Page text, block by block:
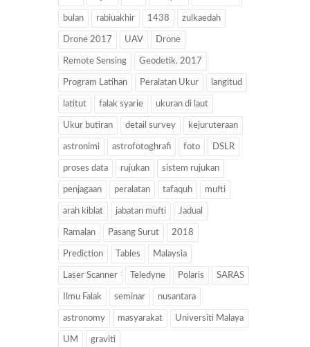
bulan rabiuakhir 1438 zulkaedah
Drone 2017 UAV Drone
Remote Sensing Geodetik. 2017
Program Latihan Peralatan Ukur langitud
latitut falak syarie ukuran di laut
Ukur butiran detail survey kejuruteraan
astronimi astrofotoghrafi foto DSLR
proses data rujukan sistem rujukan
penjagaan peralatan tafaquh mufti
arah kiblat jabatan mufti Jadual
Ramalan Pasang Surut 2018
Prediction Tables Malaysia
Laser Scanner Teledyne Polaris SARAS
Ilmu Falak seminar nusantara
astronomy masyarakat Universiti Malaya
UM graviti